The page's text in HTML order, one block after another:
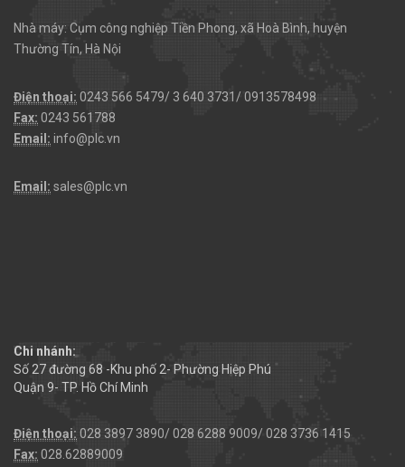
Nhà máy: Cụm công nghiệp Tiền Phong, xã Hoà Bình, huyện
Thường Tín, Hà Nội
Điện thoại: 0243 566 5479/ 3 640 3731/ 0913578498
Fax: 0243 561788
Email: info@plc.vn
Email: sales@plc.vn
Chi nhánh:
Số 27 đường 68 -Khu phố 2- Phường Hiệp Phú
Quận 9- TP. Hồ Chí Minh
Điện thoại: 028 3897 3890/ 028 6288 9009/ 028 3736 1415
Fax: 028.62889009